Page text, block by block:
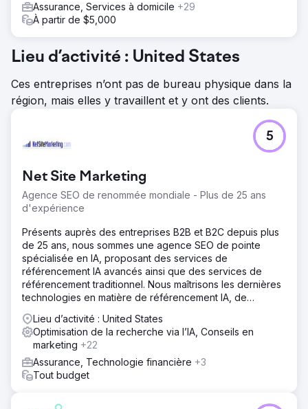
Assurance, Services à domicile +29
À partir de $5,000
Lieu d’activité : United States
Ces entreprises n’ont pas de bureau physique dans la
région, mais elles y travaillent et y ont des clients.
Net Site Marketing
Agence SEO de renommée mondiale - Plus de 25 ans
d'expérience
5
Présents auprès des entreprises B2B et B2C depuis plus
de 25 ans, nous sommes une agence SEO de pointe
spécialisée en IA, proposant des services de
référencement IA avancés ainsi que des services de
référencement traditionnel. Nous maîtrisons les dernières
technologies en matière de référencement IA, de
géolocalisation.
Lieu d’activité : United States
Optimisation de la recherche via l’IA, Conseils en
marketing +22
Assurance, Technologie financière +3
Tout budget